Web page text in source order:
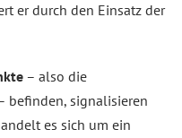
er durch den Einsatz der
– also die
befinden, signalisieren
es sich um ein